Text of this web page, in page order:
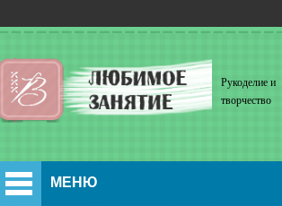
Рукоделие и
творчество
МЕНЮ